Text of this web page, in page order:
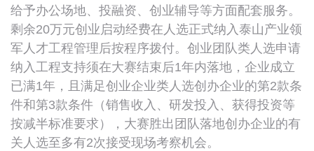
给予办公场地、投融资、创业辅导等方面配套服务。
剩余20万元创业启动经费在人选正式纳入泰山产业领
军人才工程管理后按程序拨付。创业团队类人选申请
纳入工程支持须在大赛结束后1年内落地，企业成立
已满1年，且满足创业企业类人选创办企业的第2款条
件和第3款条件（销售收入、研发投入、获得投资等
按减半标准要求），大赛胜出团队落地创办企业的有
关人选至多有2次接受现场考察机会。